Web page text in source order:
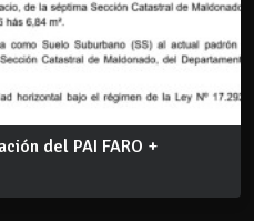
del PAI FARO +